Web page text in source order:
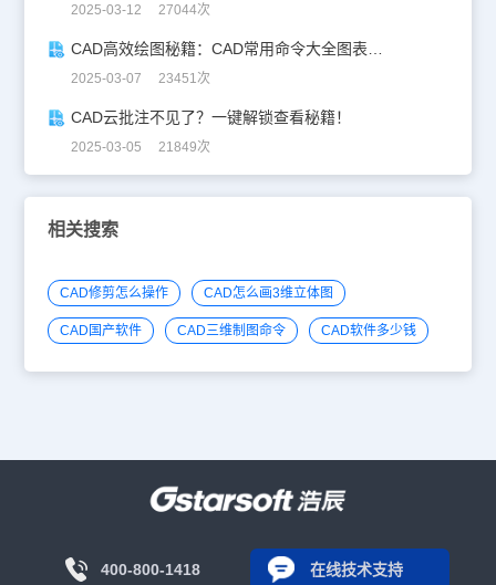
2025-03-12 27044次
2025-03-07 23451次
CAD云批注不见了？一键解锁查看秘籍！
2025-03-05 21849次
相关搜索
CAD修剪怎么操作 CAD怎么画3维立体图
CAD国产软件 CAD三维制图命令 CAD软件多少钱
400-800-1418 在线技术支持